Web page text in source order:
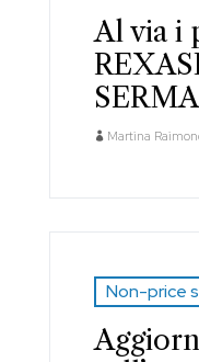
Al via i
Martina
Non-price